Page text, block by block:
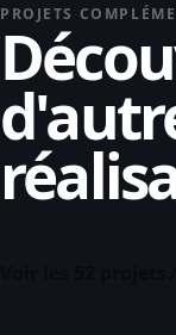
PROJETS